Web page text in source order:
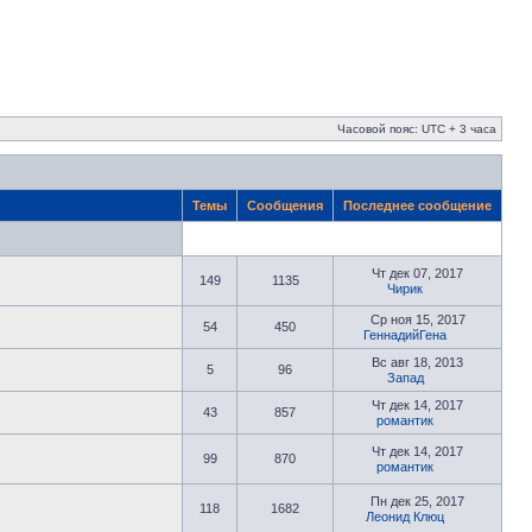
Часовой пояс: UTC + 3 часа
Темы Сообщения Последнее сообщение
149 1135
Чт дек 07, 2017
Чирик
54 450
Ср ноя 15, 2017
ГеннадийГена
5 96
Вс авг 18, 2013
Запад
43 857
Чт дек 14, 2017
романтик
99 870
Чт дек 14, 2017
романтик
118 1682
Пн дек 25, 2017
Леонид Клюц